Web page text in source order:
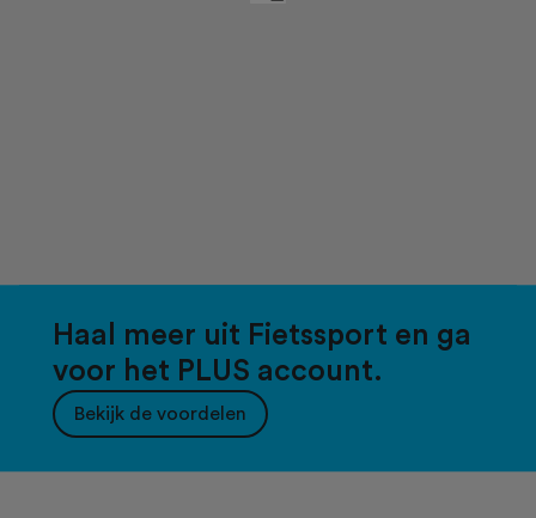
Haal meer uit Fietssport en ga
voor het PLUS account.
Bekijk de voordelen